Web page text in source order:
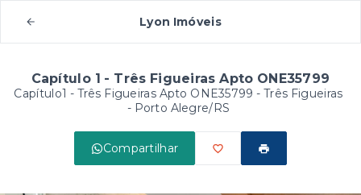
Lyon Imóveis
Capítulo 1 - Três Figueiras Apto ONE35799
Capítulo1 - Três Figueiras Apto ONE35799 -Três Figueiras
- Porto Alegre/RS
Compartilhar